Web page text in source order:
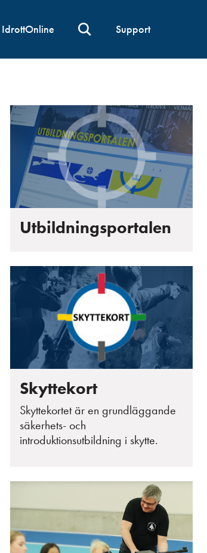
IdrottOnline Support
Utbildningsportalen
Skyttekort
Skyttekortet är en grundläggande
säkerhets- och
introduktionsutbildning i skytte.